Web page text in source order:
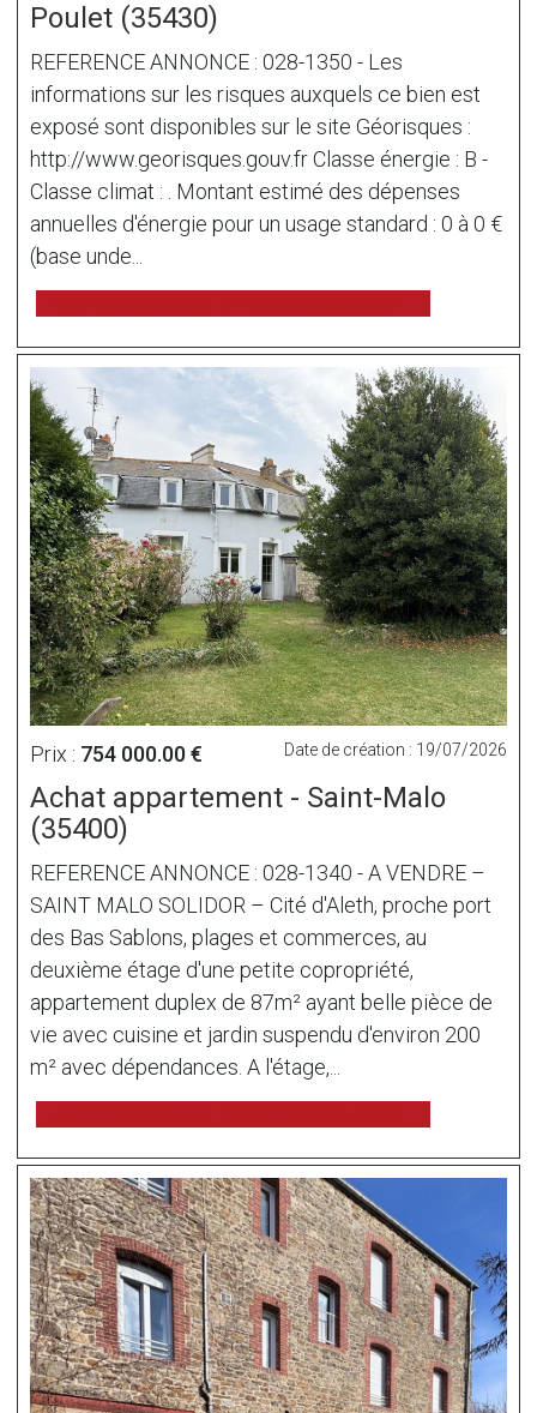
Poulet (35430)
REFERENCE ANNONCE : 028-1350 - Les
informations sur les risques auxquels ce bien est
exposé sont disponibles sur le site Géorisques :
http://www.georisques.gouv.fr Classe énergie : B -
Classe climat : . Montant estimé des dépenses
annuelles d'énergie pour un usage standard : 0 à 0 €
(base unde...
Prix : 754 000.00 € Date de création : 19/07/2026
Achat appartement - Saint-Malo
(35400)
REFERENCE ANNONCE : 028-1340 - A VENDRE –
SAINT MALO SOLIDOR – Cité d'Aleth, proche port
des Bas Sablons, plages et commerces, au
deuxième étage d'une petite copropriété,
appartement duplex de 87m² ayant belle pièce de
vie avec cuisine et jardin suspendu d'environ 200
m² avec dépendances. A l'étage,...